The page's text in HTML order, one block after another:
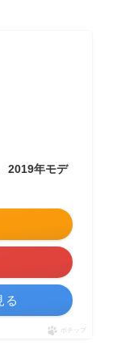
2019年モデ
る
ポチップ